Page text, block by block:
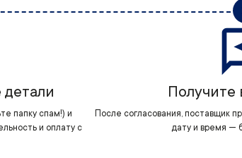
папку спам!) и
и оплату с
Получите
После согласования, поставщик
дату и время —